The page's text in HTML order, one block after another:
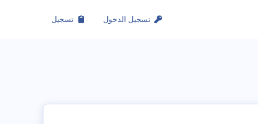
تسجيل الدخول تسجيل